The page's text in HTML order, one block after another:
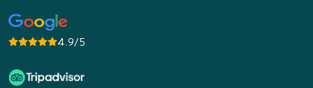
4.9/5